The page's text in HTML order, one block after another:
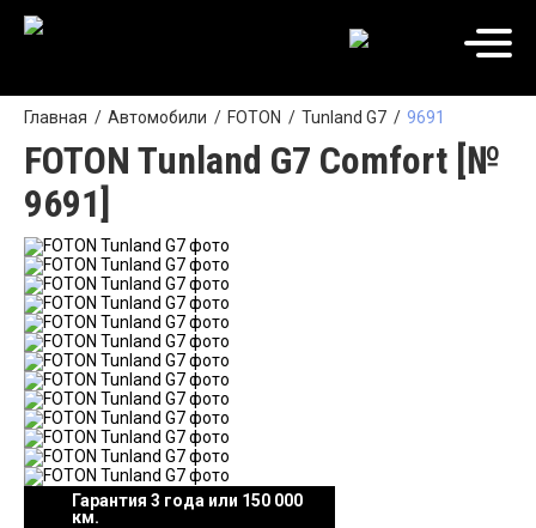
Главная Автомобили FOTON Tunland G7 9691
FOTON Tunland G7 Comfort [№
9691]
Гарантия 3 года или 150 000
км.